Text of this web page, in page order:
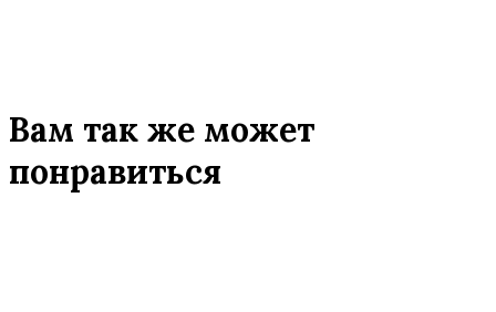
Вам так же может
понравиться